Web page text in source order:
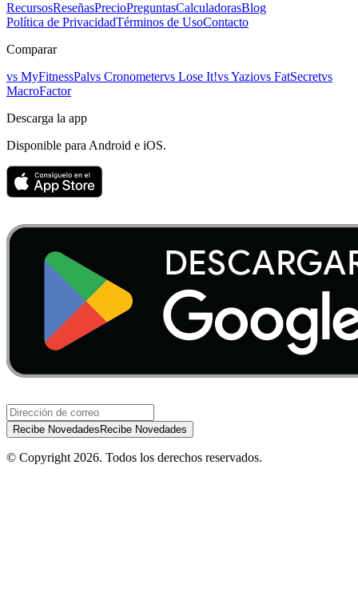
RecursosReseñasPrecioPreguntasCalculadorasBlog
Política de PrivacidadTérminos de UsoContacto
Comparar
vs MyFitnessPalvs Cronometervs Lose It!vsYaziovs FatSecretvs
MacroFactor
Descarga la app
Disponible para Android e iOS.
Recibe Novedades Recibe Novedades
© Copyright 2026. Todos los derechos reservados.